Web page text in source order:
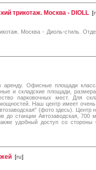
трикотаж. Москва - DIOLL [
Москва - Диоль-стиль.
аренду. Офисные площади
и складские площади,
парковочных мест. Для
Наш центр имеет
(фото здесь). Центр
до станции Автозаводская, 700
удобный доступ со стороны
[ru]